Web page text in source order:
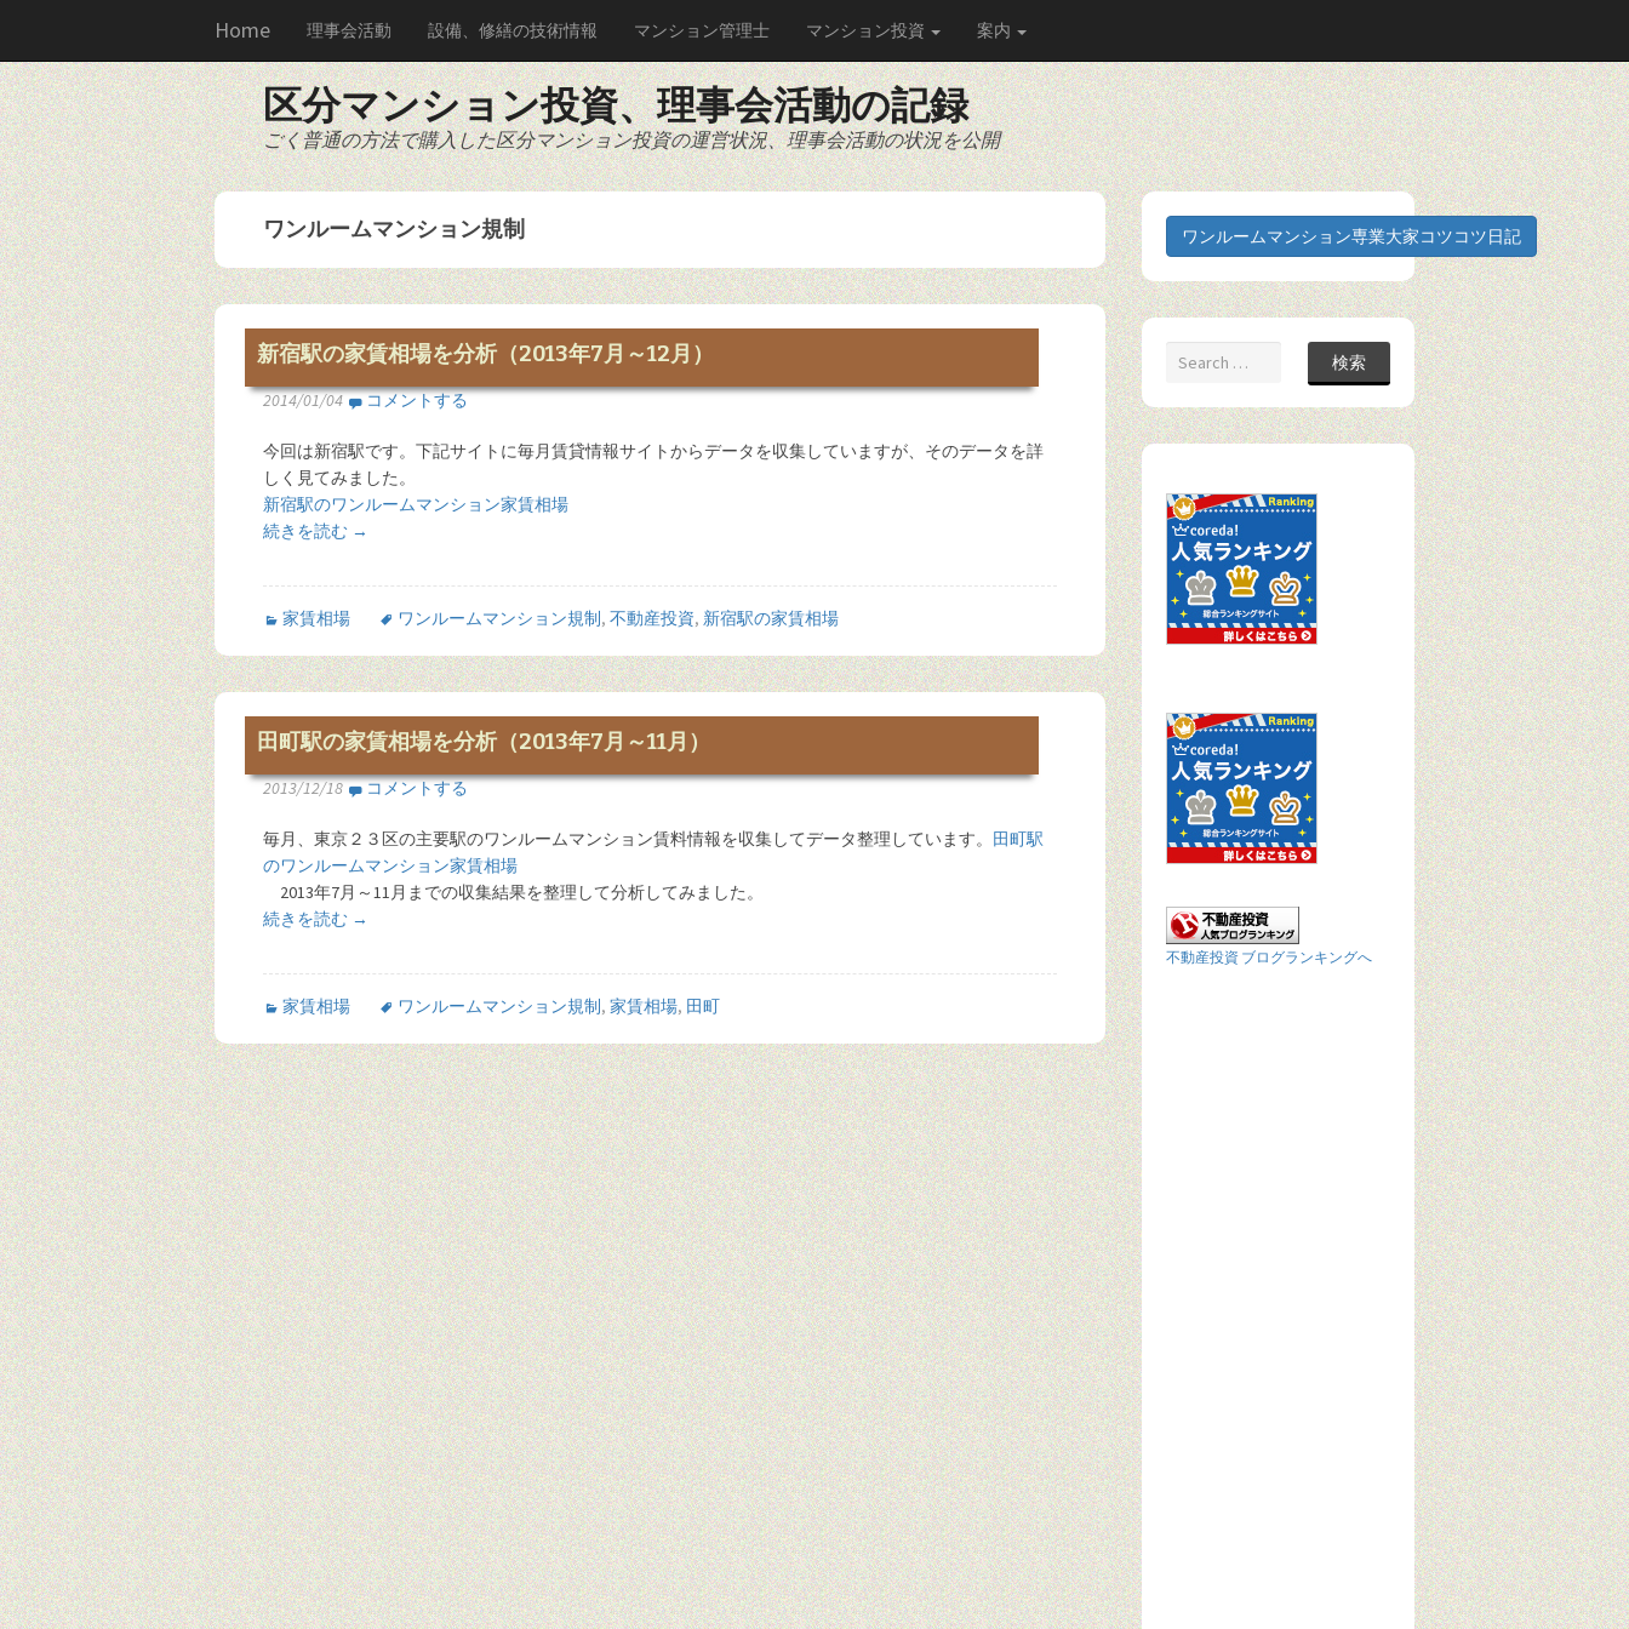
Home 理事会活動 設備、修繕の技術情報 マンション管理士 マンション投資 案内
区分マンション投資、理事会活動の記録
ごく普通の方法で購入した区分マンション投資の運営状況、理事会活動の状況を公開
ワンルームマンション規制
新宿駅の家賃相場を分析（2013年7月～12月）
2014/01/04 コメントする
今回は新宿駅です。下記サイトに毎月賃貸情報サイトからデータを収集していますが、そのデータを詳
しく見てみました。
新宿駅のワンルームマンション家賃相場
続きを読む →
家賃相場 ワンルームマンション規制, 不動産投資, 新宿駅の家賃相場
田町駅の家賃相場を分析（2013年7月～11月）
2013/12/18 コメントする
毎月、東京２３区の主要駅のワンルームマンション賃料情報を収集してデータ整理しています。 田町駅
のワンルームマンション家賃相場
2013年7月～11月までの収集結果を整理して分析してみました。
続きを読む →
家賃相場 ワンルームマンション規制, 家賃相場, 田町
ワンルームマンション専業大家コツコツ日記
検索
不動産投資 ブログランキングへ